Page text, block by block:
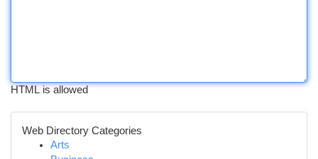
HTML is allowed
Web Directory Categories
Arts